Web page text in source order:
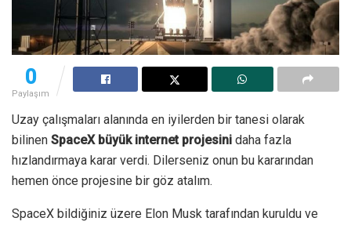
0
Paylaşım
Uzay çalışmaları alanında en iyilerden bir tanesi olarak
bilinen SpaceX büyük internet projesini daha fazla
hızlandırmaya karar verdi. Dilerseniz onun bu kararından
hemen önce projesine bir göz atalım.
SpaceX bildiğiniz üzere Elon Musk tarafından kuruldu ve